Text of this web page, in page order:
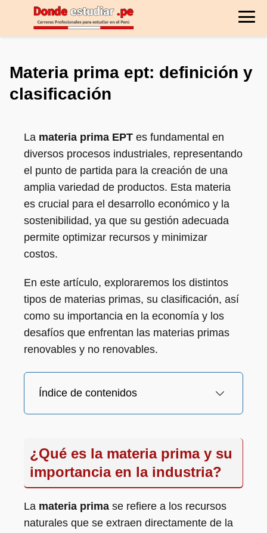
Materia prima ept: definición y
clasificación
La materia prima EPT es fundamental en
diversos procesos industriales, representando
el punto de partida para la creación de una
amplia variedad de productos. Esta materia
es crucial para el desarrollo económico y la
sostenibilidad, ya que su gestión adecuada
permite optimizar recursos y minimizar
costos.
En este artículo, exploraremos los distintos
tipos de materias primas, su clasificación, así
como su importancia en la economía y los
desafíos que enfrentan las materias primas
renovables y no renovables.
Índice de contenidos
¿Qué es la materia prima y su
importancia en la industria?
La materia prima se refiere a los recursos
naturales que se extraen directamente de la